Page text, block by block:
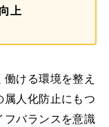
上
ける環境を整え
人化防止にもつ
フバランスを意識